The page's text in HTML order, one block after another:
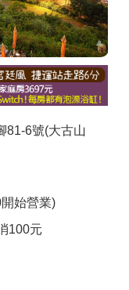
81-6號(大古山
始營業)
100元